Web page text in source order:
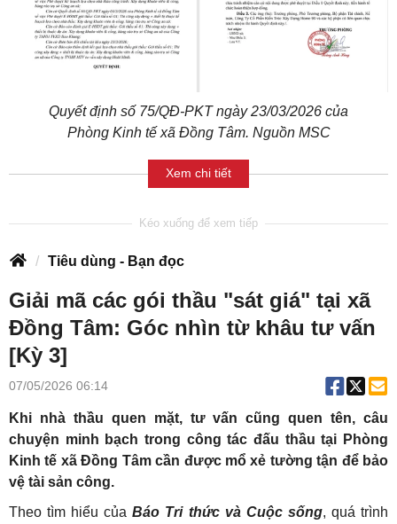
Quyết định số 75/QĐ-PKT ngày 23/03/2026 của
Phòng Kinh tế xã Đồng Tâm. Nguồn MSC
Xem chi tiết
Tiêu dùng - Bạn đọc
Giải mã các gói thầu "sát giá" tại xã
Đồng Tâm: Góc nhìn từ khâu tư vấn
[Kỳ 3]
07/05/2026 06:14
Khi nhà thầu quen mặt, tư vấn cũng quen tên, câu
chuyện minh bạch trong công tác đấu thầu tại Phòng
Kinh tế xã Đồng Tâm cần được mổ xẻ tường tận để bảo
vệ tài sản công.
Theo tìm hiểu củaBáo Tri thức và Cuộc sống, quá trình